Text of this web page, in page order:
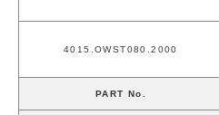
4015.OWST080.2000
PART No.